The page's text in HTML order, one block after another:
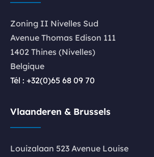
Zoning II Nivelles Sud
Avenue Thomas Edison 111
1402 Thines (Nivelles)
Belgique
Tél : +32(0)65 68 09 70
Vlaanderen & Brussels
Louizalaan 523 Avenue Louise